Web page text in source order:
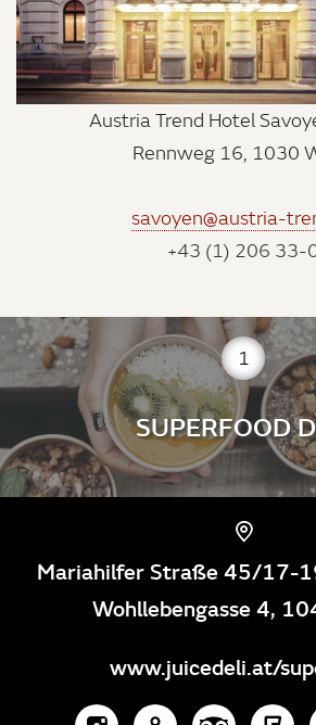
Austria Trend Hotel
Rennweg 16, 1030
savoyen@austria-
+43 (1) 206 33-
1
SUPERFOOD
Mariahilfer Straße 45/17-
Wohllebengasse 4,
www.juicedeli.at/